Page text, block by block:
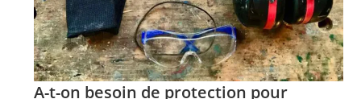
A-t-on besoin de protection pour